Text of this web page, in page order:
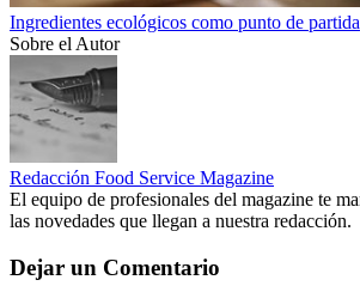
Ingredientes ecológicos como punto de partida
Sobre el Autor
Redacción Food Service Magazine
El equipo de profesionales del magazine te
las novedades que llegan a nuestra redacción.
Dejar un Comentario